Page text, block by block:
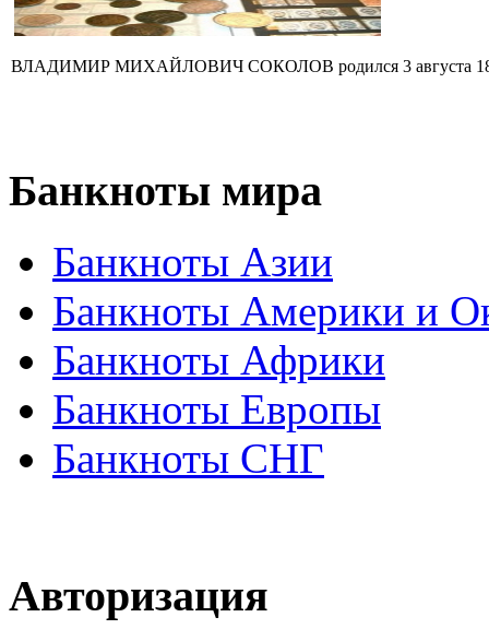
ВЛАДИМИР МИХАЙЛОВИЧ СОКОЛОВ родился 3 августа 1880
Банкноты мира
Банкноты Азии
Банкноты Америки и
Банкноты Африки
Банкноты Европы
Банкноты СНГ
Авторизация